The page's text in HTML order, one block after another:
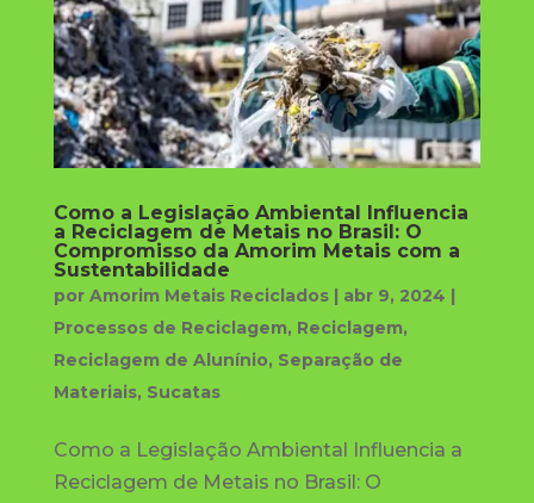
Como a Legislação Ambiental Influencia
a Reciclagem de Metais no Brasil: O
Compromisso da Amorim Metais com a
Sustentabilidade
por Amorim Metais Reciclados| abr 9, 2024 |
Processos de Reciclagem, Reciclagem,
Reciclagem de Alunínio, Separação de
Materiais, Sucatas
Como a Legislação Ambiental Influencia a
Reciclagem de Metais no Brasil: O